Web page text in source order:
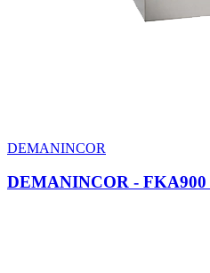
DEMANINCOR
DEMANINCOR - FKA900